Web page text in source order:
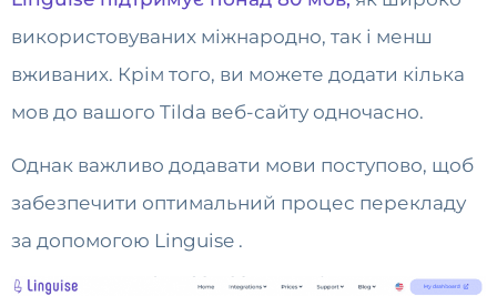
використовуваних міжнародно, так і менш
вживаних. Крім того, ви можете додати кілька
мов до вашого Tilda веб-сайту одночасно.
Однак важливо додавати мови поступово, щоб
забезпечити оптимальний процес перекладу
за допомогою Linguise .